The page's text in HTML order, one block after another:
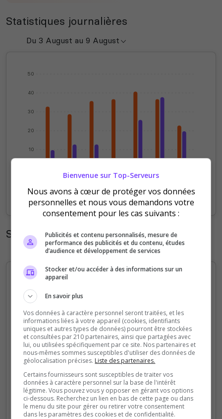
Statistiques journalières
10
20
30
40
50
04/08 05/08 06/08 07/08 08/08
Votes Clics
Statistiques mensuelles
0
1000
2000
Sep Oct Nov Dec Jan Feb Mar Apr May Jun Jul
Votes Clics
Bienvenue sur Top-Serveurs
Nous avons à cœur de protéger vos données
personnelles et nous vous demandons votre
consentement pour les cas suivants :
Publicités et contenu personnalisés, mesure de
performance des publicités et du contenu, études
d’audience et développement de services
Stocker et/ou accéder à des informations sur un
appareil
En savoir plus
Vos données à caractère personnel seront traitées, et les
informations liées à votre appareil (cookies, identifiants
uniques et autres types de données) pourront être stockées
et consultées par 210 partenaires, ainsi que partagées avec
lui, ou utilisées spécifiquement par ce site. Nos partenaires et
nous-mêmes sommes susceptibles d'utiliser des données de
géolocalisation précises. Liste des partenaires.
Certains fournisseurs sont susceptibles de traiter vos
données à caractère personnel sur la base de l'intérêt
légitime. Vous pouvez vous y opposer en gérant vos options
ci-dessous. Recherchez un lien en bas de cette page ou dans
le menu du site pour gérer ou retirer votre consentement
dans les paramètres des cookies et de confidentialité.